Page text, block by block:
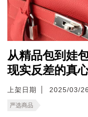
从精品包到娃
现实反差的真
上架日期 2025/03/26
严选商品